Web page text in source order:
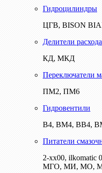
Гидроцилиндры
ЦГВ, BISON
Делители расхода
КД, МКД
Переключатели
ПМ2, ПМ6
Гидровентили
В4, ВМ4, ВВ4,
Питатели
2-хх00, ilkomatic
МГО, МИ, МО,